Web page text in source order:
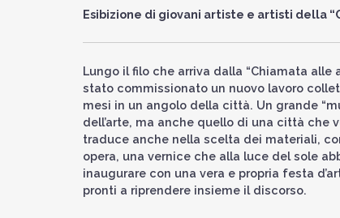
Esibizione di giovani artiste e artisti della
Lungo il filo che arriva dalla “Chiamata
stato commissionato un nuovo lavoro
mesi in un angolo della città. Un grande
dell’arte, ma anche quello di una città che
traduce anche nella scelta dei materiali,
opera, una vernice che alla luce del sole
inaugurare con una vera e propria festa
pronti a riprendere insieme il discorso.